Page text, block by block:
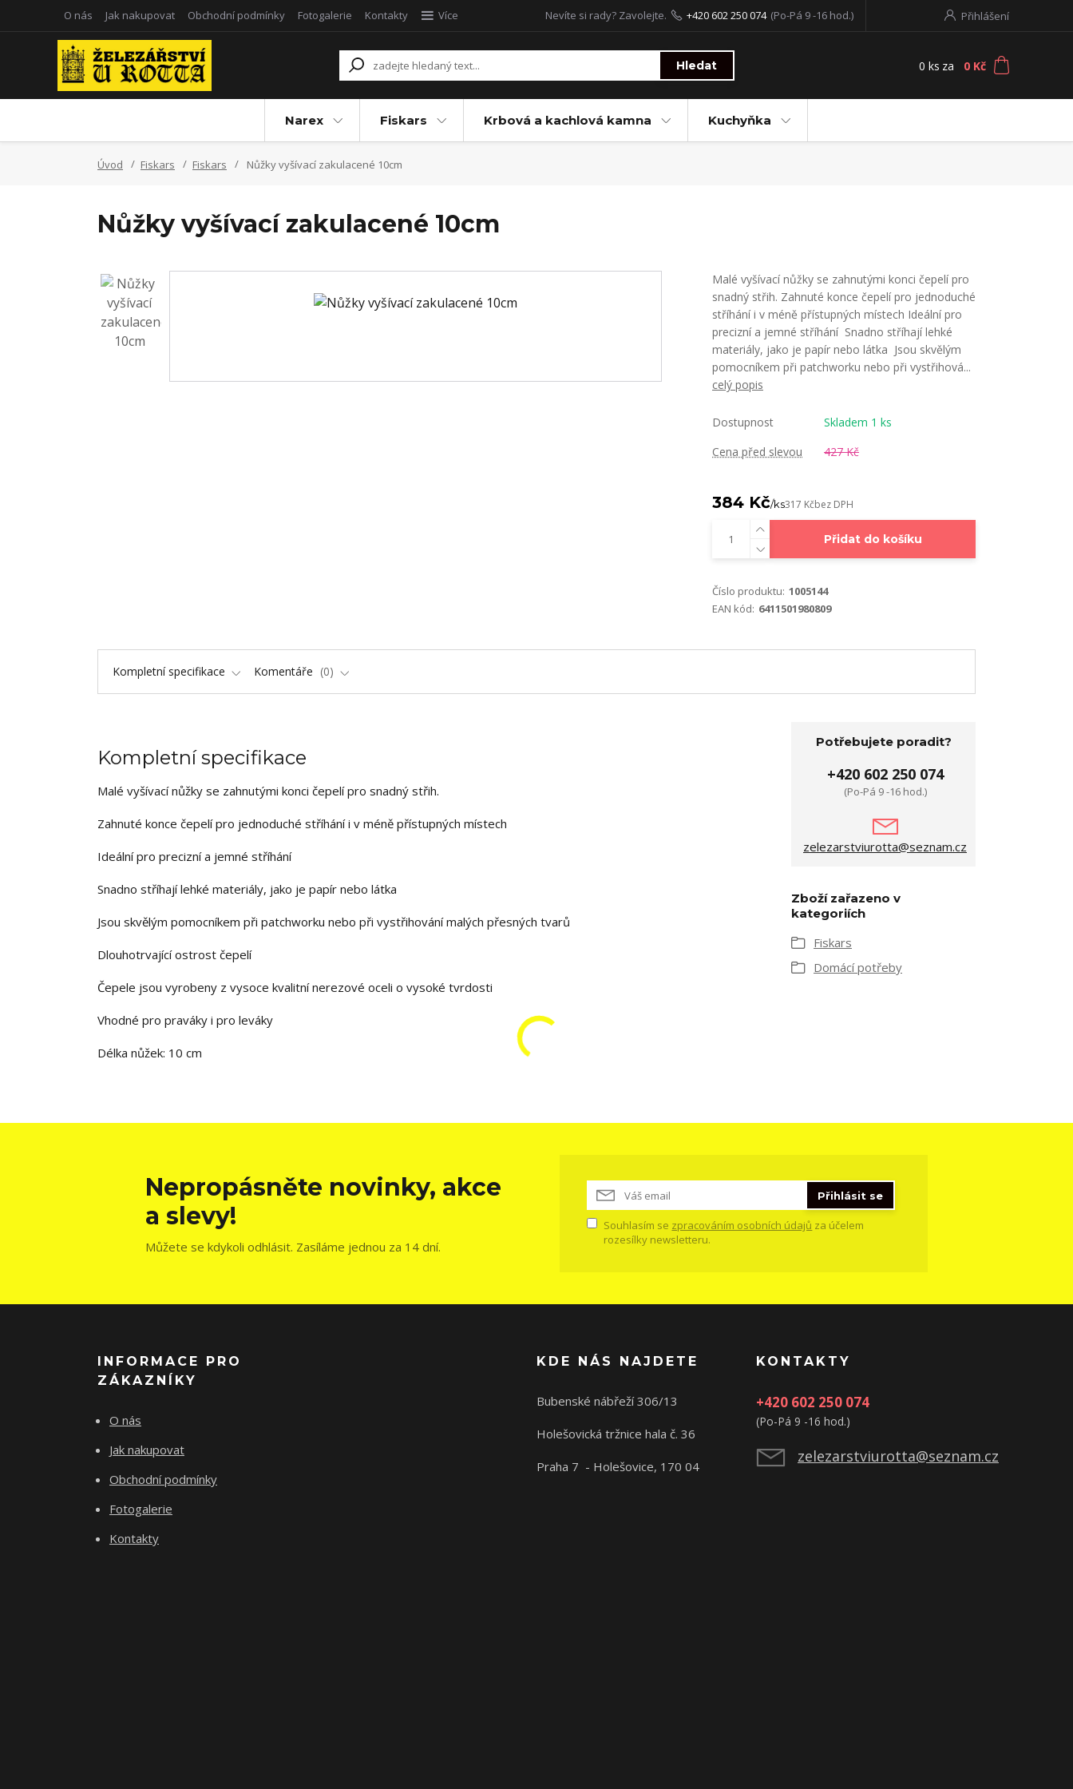
O nás Jak nakupovat Obchodní podmínky Fotogalerie Kontakty Více Přihlášení
Hledat
Nevíte si rady? Zavolejte. +420 602 250 074 (Po-Pá 9 -16 hod.)
0 ks za 0 Kč
Narex Fiskars Krbová a kachlová kamna Kuchyňka
Úvod Fiskars Fiskars Nůžky vyšívací zakulacené 10cm
Nůžky vyšívací zakulacené 10cm
Malé vyšívací nůžky se zahnutými konci čepelí pro
snadný střih. Zahnuté konce čepelí pro jednoduché
stříhání i v méně přístupných místech Ideální pro
precizní a jemné stříhání Snadno stříhají lehké
materiály, jako je papír nebo látka Jsou skvělým
pomocníkem při patchworku nebo při vystřihová...
celý popis
Dostupnost
Skladem 1 ks
Cena před slevou
427 Kč
384 Kč/ks317 Kčbez DPH
Přidat do košíku
Číslo produktu: 1005144
EAN kód: 6411501980809
Kompletní specifikace Komentáře 0
Kompletní specifikace
Malé vyšívací nůžky se zahnutými konci čepelí pro snadný střih.
Zahnuté konce čepelí pro jednoduché stříhání i v méně přístupných místech
Ideální pro precizní a jemné stříhání
Snadno stříhají lehké materiály, jako je papír nebo látka
Jsou skvělým pomocníkem při patchworku nebo při vystřihování malých přesných tvarů
Dlouhotrvající ostrost čepelí
Čepele jsou vyrobeny z vysoce kvalitní nerezové oceli o vysoké tvrdosti
Vhodné pro praváky i pro leváky
Délka nůžek: 10 cm
Potřebujete poradit?
+420 602 250 074
(Po-Pá 9 -16 hod.)
zelezarstviurotta@seznam.cz
Zboží zařazeno v
kategoriích
Fiskars
Domácí potřeby
Nepropásněte novinky, akce
a slevy!
Můžete se kdykoli odhlásit. Zasíláme jednou za 14 dní.
Přihlásit se
Souhlasím se zpracováním osobních údajů za účelem
rozesílky newsletteru.
INFORMACE PRO
ZÁKAZNÍKY
O nás
Jak nakupovat
Obchodní podmínky
Fotogalerie
Kontakty
KDE NÁS NAJDETE
Bubenské nábřeží 306/13
Holešovická tržnice hala č. 36
Praha 7 - Holešovice, 170 04
KONTAKTY
+420 602 250 074
(Po-Pá 9 -16 hod.)
zelezarstviurotta@seznam.cz